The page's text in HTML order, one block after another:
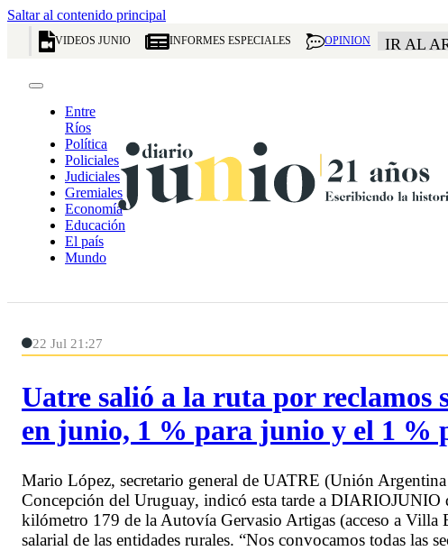
Saltar al contenido principal
VIDEOS JUNIO INFORMES ESPECIALES OPINION IR AL
Entre
Ríos
Política
Policiales
Judiciales
Gremiales
Economía
Educación
El país
Mundo
22 Jul 21:27
Uatre salió a la ruta por reclamos
en junio, 1 % para junio y el 1 %
Mario López, secretario general de UATRE (Unión
Concepción del Uruguay, indicó esta tarde a DIARIOJUNIO
kilómetro 179 de la Autovía Gervasio Artigas (acceso a Villa
salarial de las entidades rurales. “Nos convocamos todas las